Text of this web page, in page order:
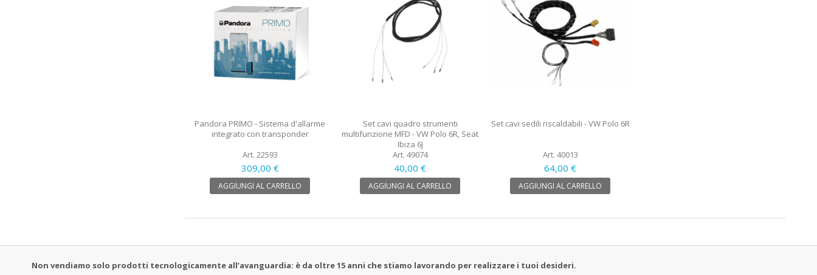
Pandora PRIMO - Sistema d'allarme
integrato con transponder
Art. 22593
309,00 €
AGGIUNGI AL CARRELLO
Set cavi quadro strumenti
multifunzione MFD - VW Polo 6R, Seat
Ibiza 6J
Art. 49074
40,00 €
AGGIUNGI AL CARRELLO
Set cavi sedili riscaldabili - VW Polo 6R
Art. 40013
64,00 €
AGGIUNGI AL CARRELLO
Non vendiamo solo prodotti tecnologicamente all’avanguardia: è da oltre 15 anni che stiamo lavorando per realizzare i tuoi desideri.